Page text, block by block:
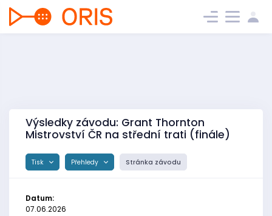
Výsledky závodu: Grant Thornton
Mistrovství ČR na střední trati (finále)
Tisk Přehledy Stránka závodu
Datum:
07.06.2026